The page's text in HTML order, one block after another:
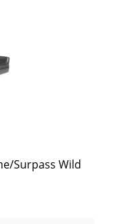
Surpass Wild